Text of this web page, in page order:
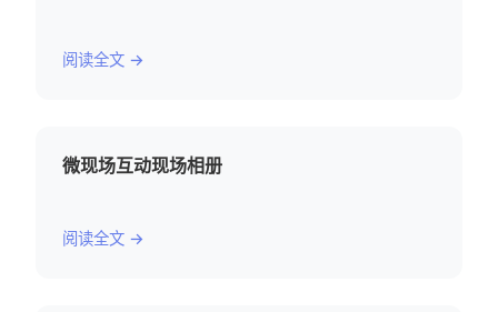
阅读全文 →
微现场互动现场相册
阅读全文 →